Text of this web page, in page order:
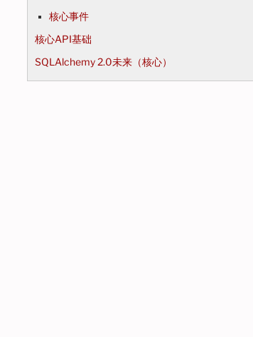
核心事件
核心API基础
SQLAlchemy 2.0未来（核心）